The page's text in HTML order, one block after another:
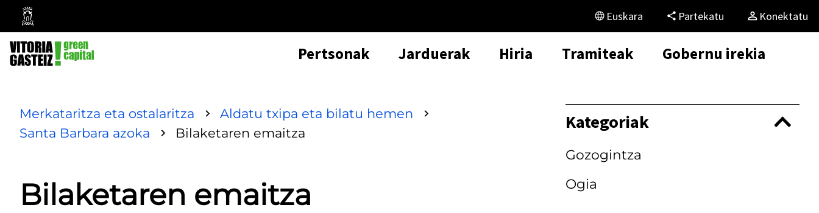
Vitoria-
Gasteizko
Udala
Euskara Partekatu Konektatu
Pertsonak Jarduerak Hiria Tramiteak Gobernu irekia
Merkataritza eta ostalaritza
Aldatu txipa eta bilatu hemen
Santa Barbara azoka
Bilaketaren emaitza
Bilaketaren emaitza
Kategoriak
Gozogintza
Ogia